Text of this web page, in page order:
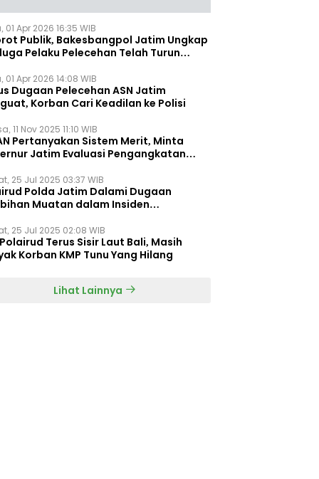
01 Apr 2026 16:35 WIB
Publik, Bakesbangpol Jatim Ungkap
Pelaku Pelecehan Telah Turun
01 Apr 2026 14:08 WIB
Dugaan Pelecehan ASN Jatim
Korban Cari Keadilan ke Polisi
11 Nov 2025 11:10 WIB
Pertanyakan Sistem Merit, Minta
Jatim Evaluasi Pengangkatan
25 Jul 2025 03:37 WIB
Polda Jatim Dalami Dugaan
Muatan dalam Insiden
25 Jul 2025 02:08 WIB
Terus Sisir Laut Bali, Masih
Korban KMP Tunu Yang Hilang
Lihat Lainnya